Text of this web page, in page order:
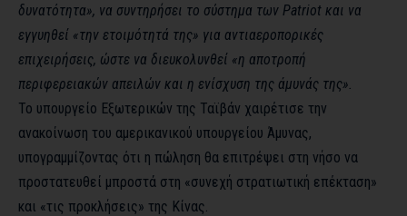
δυνατότητα», να συντηρήσει το σύστημα των Patriot και να
εγγυηθεί «την ετοιμότητά της» για αντιαεροπορικές
επιχειρήσεις, ώστε να διευκολυνθεί «η αποτροπή
περιφερειακών απειλών και η ενίσχυση της άμυνάς της».
Το υπουργείο Εξωτερικών της Ταϊβάν χαιρέτισε την
ανακοίνωση του αμερικανικού υπουργείου Άμυνας,
υπογραμμίζοντας ότι η πώληση θα επιτρέψει στη νήσο να
προστατευθεί μπροστά στη «συνεχή στρατιωτική επέκταση»
και «τις προκλήσεις» της Κίνας.